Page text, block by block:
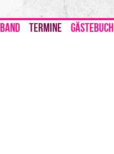
BAND TERMINE GÄSTEBUCH